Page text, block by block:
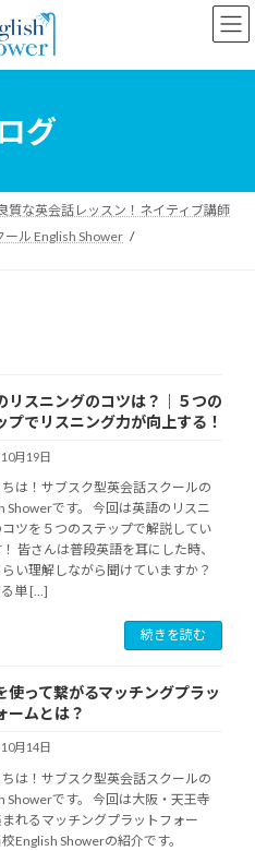
グ
質な英会話レッスン！ネイティブ講師
ル English Shower
リスニングのコツは？｜５つの
プでリスニング力が向上する！
月19日
ちは！サブスク型英会話スクールの
Showerです。 今回は英語のリスニ
コツを５つのステップで解説してい
皆さんは普段英語を耳にした時、
らい理解しながら聞けていますか？
単 […]
続きを読む
使って繋がるマッチングプラッ
ームとは？
月14日
ちは！サブスク型英会話スクールの
Showerです。 今回は大阪・天王寺
れるマッチングプラットフォー
English Showerの紹介です。